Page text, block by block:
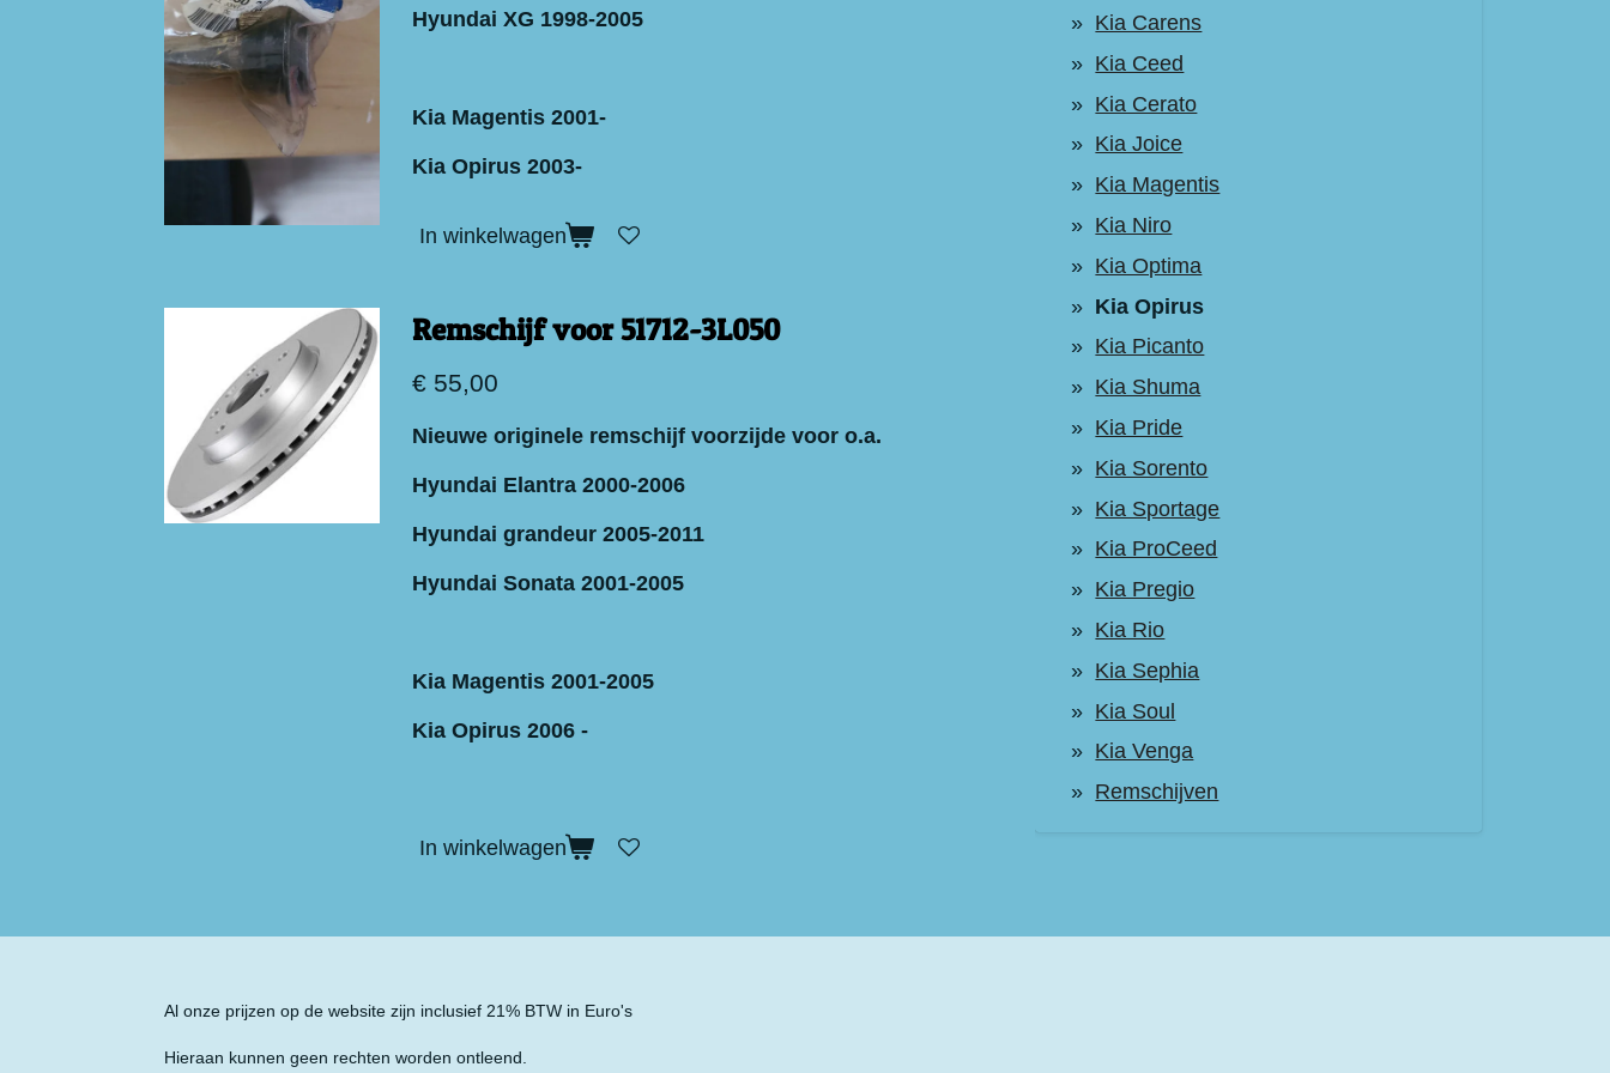
Hyundai XG 1998-2005
Kia Magentis 2001-
Kia Opirus 2003-
In winkelwagen
Remschijf voor 51712-3L050
€ 55,00
Nieuwe originele remschijf voorzijde voor o.a.
Hyundai Elantra 2000-2006
Hyundai grandeur 2005-2011
Hyundai Sonata 2001-2005
Kia Magentis 2001-2005
Kia Opirus 2006 -
In winkelwagen
Kia Carens
Kia Ceed
Kia Cerato
Kia Joice
Kia Magentis
Kia Niro
Kia Optima
Kia Opirus
Kia Picanto
Kia Shuma
Kia Pride
Kia Sorento
Kia Sportage
Kia ProCeed
Kia Pregio
Kia Rio
Kia Sephia
Kia Soul
Kia Venga
Remschijven
Al onze prijzen op de website zijn inclusief 21% BTW in Euro's
Hieraan kunnen geen rechten worden ontleend.